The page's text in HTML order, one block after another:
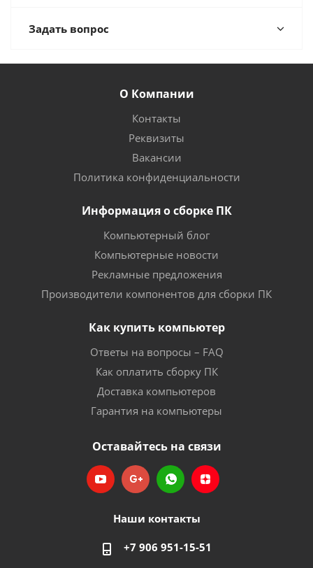
Задать вопрос
О Компании
Контакты
Реквизиты
Вакансии
Политика конфиденциальности
Информация о сборке ПК
Компьютерный блог
Компьютерные новости
Рекламные предложения
Производители компонентов для сборки ПК
Как купить компьютер
Ответы на вопросы – FAQ
Как оплатить сборку ПК
Доставка компьютеров
Гарантия на компьютеры
Оставайтесь на связи
Наши контакты
+7 906 951-15-51